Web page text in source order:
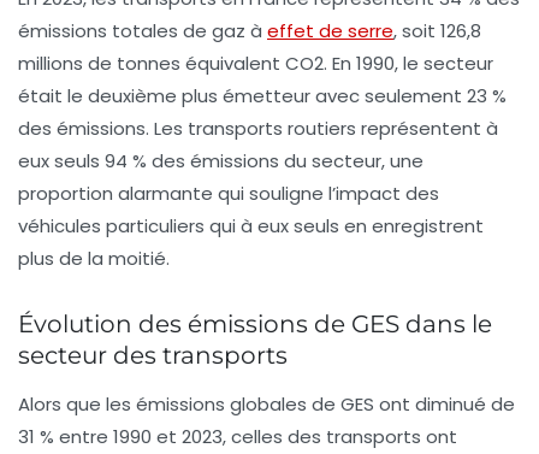
émissions totales de gaz à effet de serre, soit 126,8
millions de tonnes équivalent CO2. En 1990, le secteur
était le deuxième plus émetteur avec seulement 23 %
des émissions. Les transports routiers représentent à
eux seuls 94 % des émissions du secteur, une
proportion alarmante qui souligne l’impact des
véhicules particuliers qui à eux seuls en enregistrent
plus de la moitié.
Évolution des émissions de GES dans le
secteur des transports
Alors que les émissions globales de GES ont diminué de
31 % entre 1990 et 2023, celles des transports ont